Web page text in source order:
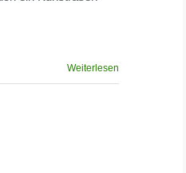
Weiterlesen